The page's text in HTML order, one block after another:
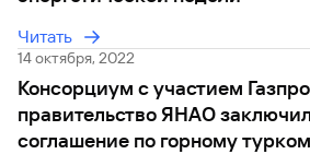
Читать
14 октября, 2022
Консорциум с участием
правительство ЯНАО
соглашение по горному